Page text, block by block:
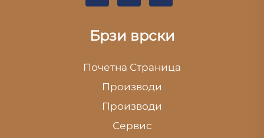
Брзи врски
Почетна Страница
Производи
Производи
Сервис